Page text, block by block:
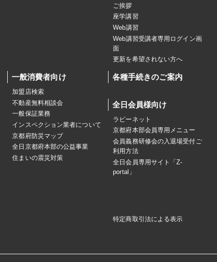
ご挨拶
座学講習
Web講習
Web講習受講者専用ログイン画
面
更新を希望されない方へ
一般消費者向け
加盟店検索
不動産無料相談会
一般保証業務
インスペクション業者について
京都府防災マップ
全日京都府本部の公益事業
住まいの震災対策
各種手続きのご案内
全日会員様向け
ラビーネット
京都府本部会員専用メニュー
会員義務研修会の入退場受付ご
利用方法
全日会員専用サイト「Z-
portal」
特定商取引法による表示